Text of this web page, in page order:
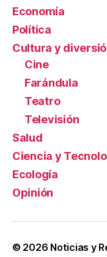
Economía
Política
Cultura y
Cine
Farándula
Teatro
Televisión
Salud
Ciencia y
Ecología
Opinión
© 2026 Noticias y